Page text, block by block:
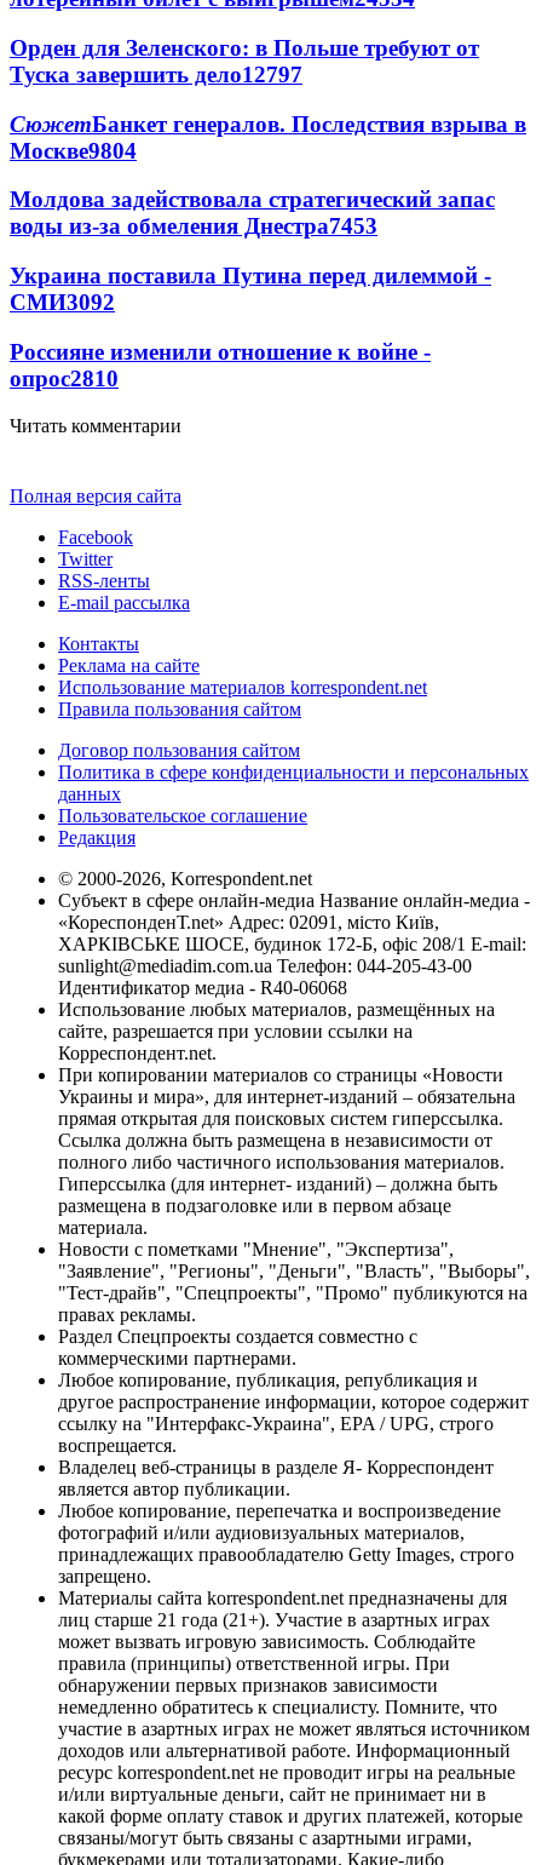
Орден для Зеленского: в Польше требуют от
Туска завершить дело12797
СюжетБанкет генералов. Последствия взрыва в
Москве9804
Молдова задействовала стратегический запас
воды из-за обмеления Днестра7453
Украина поставила Путина перед дилеммой -
СМИ3092
Россияне изменили отношение к войне -
опрос2810
Читать комментарии
Полная версия сайта
Facebook
Twitter
RSS-ленты
E-mail рассылка
Контакты
Реклама на сайте
Использование материалов korrespondent.net
Правила пользования сайтом
Договор пользования сайтом
Политика в сфере конфиденциальности и персональных
данных
Пользовательское соглашение
Редакция
© 2000-2026, Korrespondent.net
Субъект в сфере онлайн-медиа Название онлайн-медиа -
«КореспонденТ.net» Адрес: 02091, місто Київ,
ХАРКІВСЬКЕ ШОСЕ, будинок 172-Б, офіс 208/1 E-mail:
sunlight@mediadim.com.ua Телефон: 044-205-43-00
Идентификатор медиа - R40-06068
Использование любых материалов, размещённых на
сайте, разрешается при условии ссылки на
Корреспондент.net.
При копировании материалов со страницы «Новости
Украины и мира», для интернет-изданий – обязательна
прямая открытая для поисковых систем гиперссылка.
Ссылка должна быть размещена в независимости от
полного либо частичного использования материалов.
Гиперссылка (для интернет- изданий) – должна быть
размещена в подзаголовке или в первом абзаце
материала.
Новости с пометками "Мнение", "Экспертиза",
"Заявление", "Регионы", "Деньги", "Власть", "Выборы",
"Тест-драйв", "Спецпроекты", "Промо" публикуются на
правах рекламы.
Раздел Спецпроекты создается совместно с
коммерческими партнерами.
Любое копирование, публикация, републикация и
другое распространение информации, которое содержит
ссылку на "Интерфакс-Украина", EPA / UPG, строго
воспрещается.
Владелец веб-страницы в разделе Я- Корреспондент
является автор публикации.
Любое копирование, перепечатка и воспроизведение
фотографий и/или аудиовизуальных материалов,
принадлежащих правообладателю Getty Images, строго
запрещено.
Материалы сайта korrespondent.net предназначены для
лиц старше 21 года (21+). Участие в азартных играх
может вызвать игровую зависимость. Соблюдайте
правила (принципы) ответственной игры. При
обнаружении первых признаков зависимости
немедленно обратитесь к специалисту. Помните, что
участие в азартных играх не может являться источником
доходов или альтернативой работе. Информационный
ресурс korrespondent.net не проводит игры на реальные
и/или виртуальные деньги, сайт не принимает ни в
какой форме оплату ставок и других платежей, которые
связаны/могут быть связаны с азартными играми,
букмекерами или тотализаторами. Какие-либо